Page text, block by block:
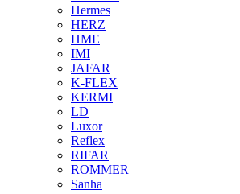
Hermes
HERZ
HME
IMI
JAFAR
K-FLEX
KERMI
LD
Luxor
Reflex
RIFAR
ROMMER
Sanha